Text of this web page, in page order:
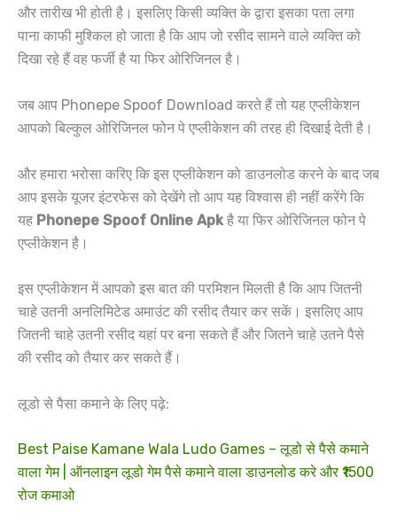
और तारीख भी होती है। इसलिए किसी व्यक्ति के द्वारा इसका पता लगा
पाना काफी मुश्किल हो जाता है कि आप जो रसीद सामने वाले व्यक्ति को
दिखा रहे हैं वह फर्जी है या फिर ओरिजिनल है।
जब आप Phonepe Spoof Download करते हैं तो यह एप्लीकेशन
आपको बिल्कुल ओरिजिनल फोन पे एप्लीकेशन की तरह ही दिखाई देती है।
और हमारा भरोसा करिए कि इस एप्लीकेशन को डाउनलोड करने के बाद जब
आप इसके यूजर इंटरफेस को देखेंगे तो आप यह विश्वास ही नहीं करेंगे कि
यह Phonepe Spoof Online Apk है या फिर ओरिजिनल फोन पे
एप्लीकेशन है।
इस एप्लीकेशन में आपको इस बात की परमिशन मिलती है कि आप जितनी
चाहे उतनी अनलिमिटेड अमाउंट की रसीद तैयार कर सकें। इसलिए आप
जितनी चाहे उतनी रसीद यहां पर बना सकते हैं और जितने चाहे उतने पैसे
की रसीद को तैयार कर सकते हैं।
लूडो से पैसा कमाने के लिए पढ़े:
Best Paise Kamane Wala Ludo Games – लूडो से पैसे कमाने
वाला गेम | ऑनलाइन लूडो गेम पैसे कमाने वाला डाउनलोड करे और ₹1500
रोज कमाओ